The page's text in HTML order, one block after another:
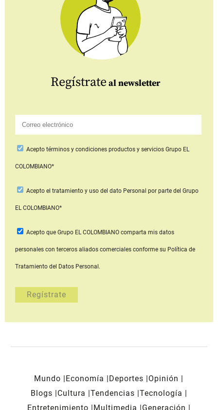
Regístrate al newsletter
Aceptotérminos y condiciones productos y serviciosGrupo EL
COLOMBIANO*
Acepto el tratamiento y uso del dato Personal por parte del Grupo
EL COLOMBIANO*
Acepto que Grupo EL COLOMBIANOcomparta mis datos
personales con terceros aliados comerciales conforme su Política de
Tratamiento del Datos Personal.
Mundo Economía Deportes
Opinión
Blogs
Cultura Tendencias Tecnología
Entretenimiento
Multimedia
Generación